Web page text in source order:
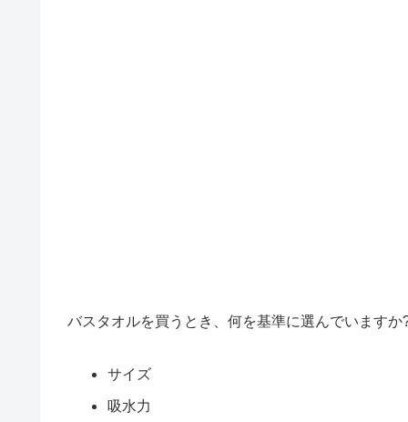
バスタオルを買うとき、何を基準に選んでいますか
サイズ
吸水力